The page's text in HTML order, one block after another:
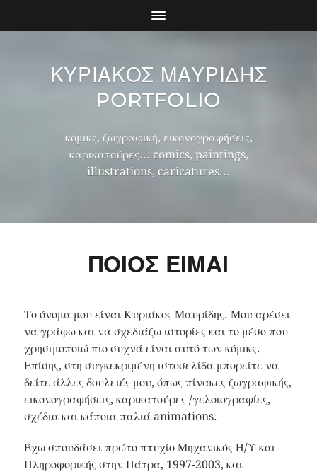
ΚΥΡΙΑΚΟΣ ΜΑΥΡΙΔΗΣ
PORTFOLIO
κόμικς, ζωγραφική, εικονογραφήσεις,
καρικατούρες... comics, paintings,
illustrations, caricatures...
ΠΟΙΟΣ ΕΊΜΑΙ
Το όνομα μου είναι Κυριάκος Μαυρίδης. Μου αρέσει
να γράφω και να σχεδιάζω ιστορίες και το μέσο που
χρησιμοποιώ πιο συχνά είναι αυτό των κόμικς.
Επίσης, στη συγκεκριμένη ιστοσελίδα μπορείτε να
δείτε άλλες δουλειές μου, όπως πίνακες ζωγραφικής,
εικονογραφήσεις, καρικατούρες /γελοιογραφίες,
σχέδια και κάποια παλιά animations.
Έχω σπουδάσει πρώτο πτυχίο Μηχανικός Η/Υ και
Πληροφορικής στην Πάτρα, 1997-2003, και